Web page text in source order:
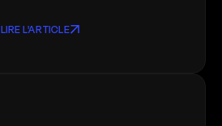
LIRE L'ARTICLE